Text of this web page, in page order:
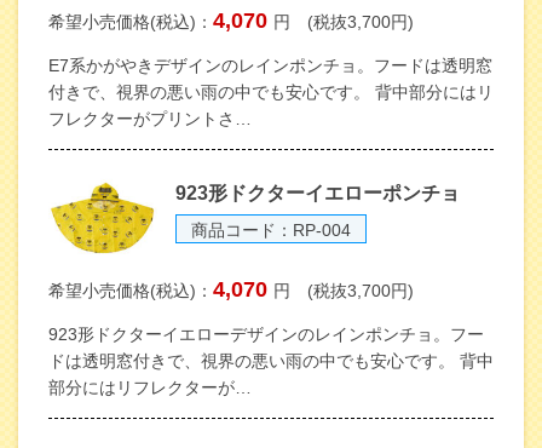
希望小売価格(税込)： 4,070 円 (税抜3,700円)
E7系かがやきデザインのレインポンチョ。フードは透明窓
付きで、視界の悪い雨の中でも安心です。 背中部分にはリ
フレクターがプリントさ…
923形ドクターイエローポンチョ
商品コード：RP-004
希望小売価格(税込)： 4,070 円 (税抜3,700円)
923形ドクターイエローデザインのレインポンチョ。フー
ドは透明窓付きで、視界の悪い雨の中でも安心です。 背中
部分にはリフレクターが…